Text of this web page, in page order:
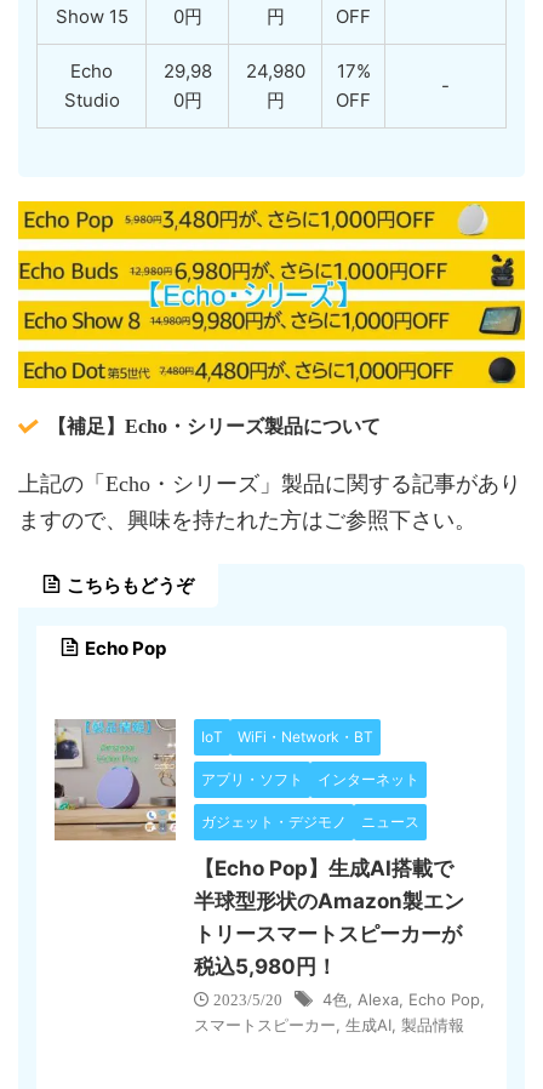
Show 15
0円
円
OFF
Echo
Studio
29,98
0円
24,980
円
17%
OFF
-
【補足】Echo・シリーズ製品について
上記の「Echo・シリーズ」製品に関する記事があり
ますので、興味を持たれた方はご参照下さい。
こちらもどうぞ
Echo Pop
IoT WiFi・Network・BT
アプリ・ソフト インターネット
ガジェット・デジモノ ニュース
【Echo Pop】生成AI搭載で
半球型形状のAmazon製エン
トリースマートスピーカーが
税込5,980円！
2023/5/20 4色 Alexa Echo Pop
スマートスピーカー 生成AI 製品情報